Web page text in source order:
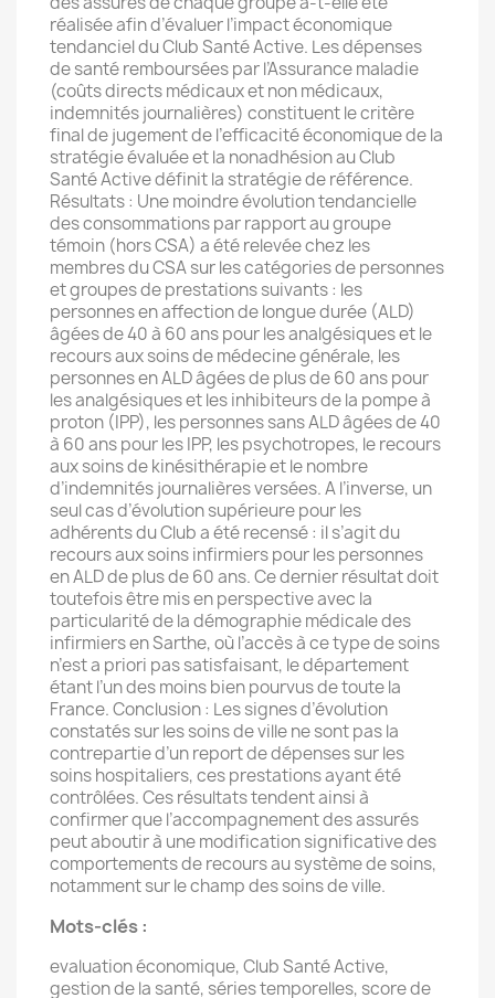
réalisée afin d’évaluer l’impact économique
tendanciel du Club Santé Active. Les dépenses
de santé remboursées par l’Assurance maladie
(coûts directs médicaux et non médicaux,
indemnités journalières) constituent le critère
final de jugement de l’efficacité économique de la
stratégie évaluée et la nonadhésion au Club
Santé Active définit la stratégie de référence.
Résultats : Une moindre évolution tendancielle
des consommations par rapport au groupe
témoin (hors CSA) a été relevée chez les
membres du CSA sur les catégories de personnes
et groupes de prestations suivants : les
personnes en affection de longue durée (ALD)
âgées de 40 à 60 ans pour les analgésiques et le
recours aux soins de médecine générale, les
personnes en ALD âgées de plus de 60 ans pour
les analgésiques et les inhibiteurs de la pompe à
proton (IPP), les personnes sans ALD âgées de 40
à 60 ans pour les IPP, les psychotropes, le recours
aux soins de kinésithérapie et le nombre
d’indemnités journalières versées. A l’inverse, un
seul cas d’évolution supérieure pour les
adhérents du Club a été recensé : il s’agit du
recours aux soins infirmiers pour les personnes
en ALD de plus de 60 ans. Ce dernier résultat doit
toutefois être mis en perspective avec la
particularité de la démographie médicale des
infirmiers en Sarthe, où l’accès à ce type de soins
n’est a priori pas satisfaisant, le département
étant l’un des moins bien pourvus de toute la
France. Conclusion : Les signes d’évolution
constatés sur les soins de ville ne sont pas la
contrepartie d’un report de dépenses sur les
soins hospitaliers, ces prestations ayant été
contrôlées. Ces résultats tendent ainsi à
confirmer que l’accompagnement des assurés
peut aboutir à une modification significative des
comportements de recours au système de soins,
notamment sur le champ des soins de ville.
Mots-clés :
evaluation économique, Club Santé Active,
gestion de la santé, séries temporelles, score de